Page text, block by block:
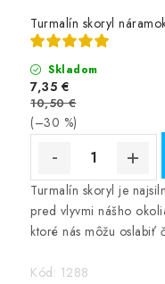
Turmalín skoryl
Skladom
7,35 €
10,50 €
(–30 %)
Turmalín skoryl je
pred vlyvmi nášho
ktoré nás môžu oslabiť
Kód: 1288